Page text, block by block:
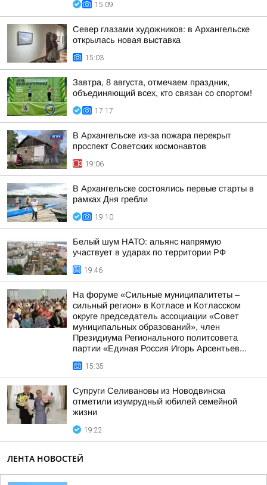
15:09
Север глазами художников: в Архангельске
открылась новая выставка
15:03
Завтра, 8 августа, отмечаем праздник,
объединяющий всех, кто связан со спортом!
17:17
В Архангельске из-за пожара перекрыт
проспект Советских космонавтов
19:06
В Архангельске состоялись первые старты в
рамках Дня гребли
19:10
Белый шум НАТО: альянс напрямую
участвует в ударах по территории РФ
19:46
На форуме «Сильные муниципалитеты –
сильный регион» в Котласе и Котласском
округе председатель ассоциации «Совет
муниципальных образований», член
Президиума Регионального политсовета
партии «Единая Россия Игорь Арсентьев...
15:35
Супруги Селивановы из Новодвинска
отметили изумрудный юбилей семейной
жизни
19:22
ЛЕНТА НОВОСТЕЙ